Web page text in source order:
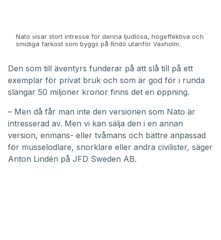
Nato visar stort intresse för denna ljudlösa, högeffektiva och
smidiga farkost som byggs på Rndö utanför Vaxholm.
Den som till äventyrs funderar på att slå till på ett
exemplar för privat bruk och som är god för i runda
slängar 50 miljoner kronor finns det en öppning.
– Men då får man inte den versionen som Nato är
intresserad av. Men vi kan sälja den i en annan
version, enmans- eller tvåmans och bättre anpassad
för musselodlare, snorklare eller andra civilister, säger
Anton Lindén på JFD Sweden AB.